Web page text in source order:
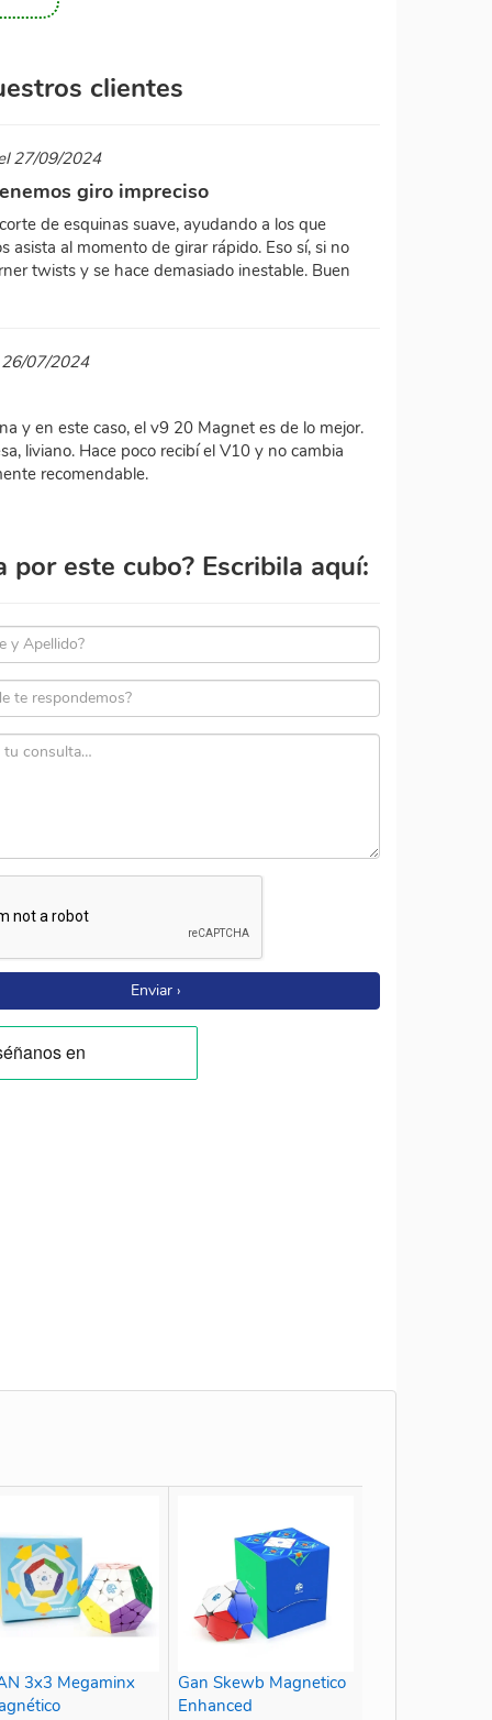
clientes
27/09/2024
giro impreciso
de esquinas suave, ayudando a los que
asista al momento de girar rápido. Eso sí, si no
twists y se hace demasiado inestable. Buen
07/2024
y en este caso, el v9 20 Magnet es de lo mejor.
liviano. Hace poco recibí el V10 y no cambia
recomendable.
por este cubo? Escribila aquí:
Enviar ›
3x3 Megaminx
Gan Skewb Magnetico
Enhanced